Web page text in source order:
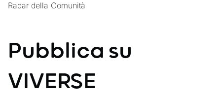
Pubblica su
VIVERSE
Radar della Comunità